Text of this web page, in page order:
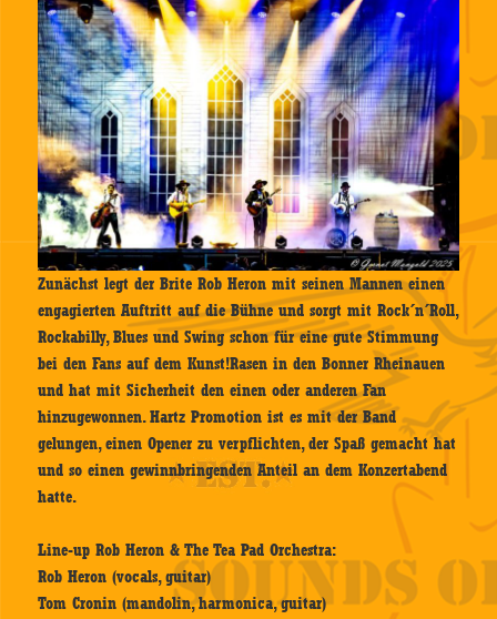
Zunächst legt der Brite Rob Heron mit seinen Mannen einen
engagierten Auftritt auf die Bühne und sorgt mit Rock´n´Roll,
Rockabilly, Blues und Swing schon für eine gute Stimmung
bei den Fans auf dem Kunst!Rasen in den Bonner Rheinauen
und hat mit Sicherheit den einen oder anderen Fan
hinzugewonnen. Hartz Promotion ist es mit der Band
gelungen, einen Opener zu verpflichten, der Spaß gemacht hat
und so einen gewinnbringenden Anteil an dem Konzertabend
hatte.
Line-up Rob Heron & The Tea Pad Orchestra:
Rob Heron (vocals, guitar)
Tom Cronin (mandolin, harmonica, guitar)